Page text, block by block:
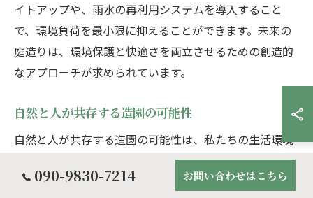
イトアップや、雨水の再利用システムを導入すること
で、環境負荷を最小限に抑えることができます。未来の
庭造りは、環境保護と快適さを両立させるための創造的
なアプローチが求められています。
自然と人が共存する造園の可能性
自然と人が共存する造園の可能性は、私たちの生活環境
をより豊かにする鍵となります。造園を通じて、自然の
美しさを身近に感じることができる空間を創り出すこと
090-9830-7214 お問い合わせはこちら